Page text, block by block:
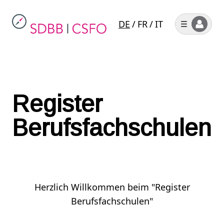
DE / FR/IT
Register
Berufsfachschulen
Herzlich Willkommen beim "Register
Berufsfachschulen"